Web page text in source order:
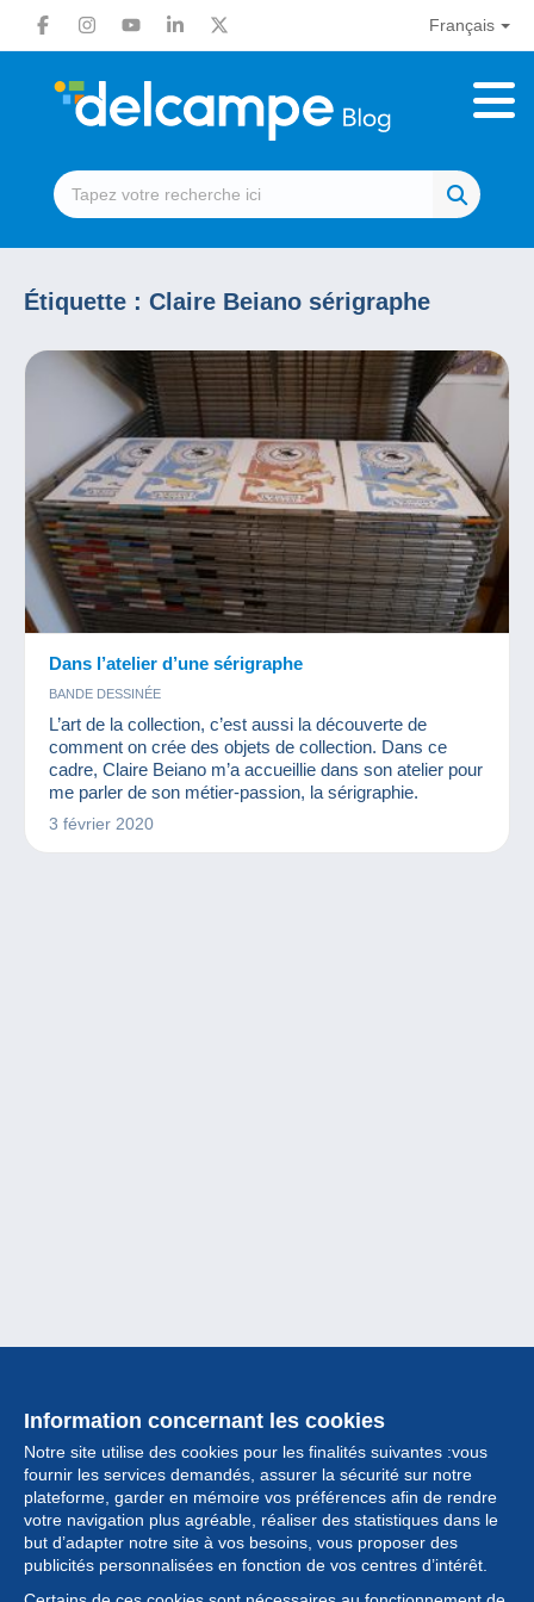
Français
Étiquette : Claire Beiano sérigraphe
Dans l’atelier d’une sérigraphe
BANDE DESSINÉE
L’art de la collection, c’est aussi la découverte de
comment on crée des objets de collection. Dans ce
cadre, Claire Beiano m’a accueillie dans son atelier pour
me parler de son métier-passion, la sérigraphie.
3 février 2020
Information concernant les cookies
Notre site utilise des cookies pour les finalités suivantes :vous
fournir les services demandés, assurer la sécurité sur notre
plateforme, garder en mémoire vos préférences afin de rendre
votre navigation plus agréable, réaliser des statistiques dans le
but d’adapter notre site à vos besoins, vous proposer des
publicités personnalisées en fonction de vos centres d’intérêt.
Collection